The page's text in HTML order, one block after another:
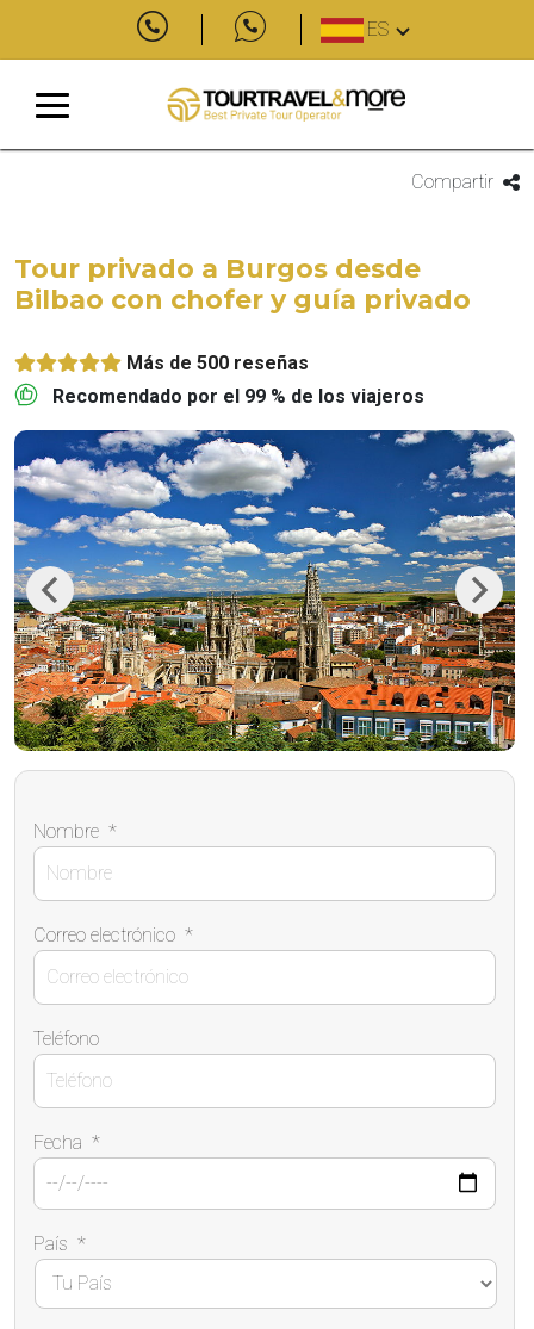
ES
Compartir
Tour privado a Burgos desde
Bilbao con chofer y guía privado
Más de 500 reseñas
Recomendado por el 99 % de los viajeros
Previous Next
Nombre *
Correo electrónico *
Teléfono
Fecha *
País *